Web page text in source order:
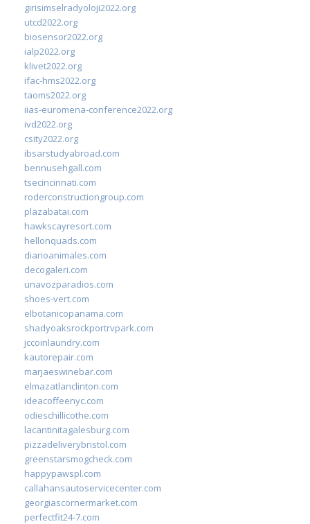
girisimselradyoloji2022.org
utcd2022.org
biosensor2022.org
ialp2022.org
klivet2022.org
ifac-hms2022.org
taoms2022.org
iias-euromena-conference2022.org
ivd2022.org
csity2022.org
ibsarstudyabroad.com
bennusehgall.com
tsecincinnati.com
roderconstructiongroup.com
plazabatai.com
hawkscayresort.com
hellonquads.com
diarioanimales.com
decogaleri.com
unavozparadios.com
shoes-vert.com
elbotanicopanama.com
shadyoaksrockportrvpark.com
jccoinlaundry.com
kautorepair.com
marjaeswinebar.com
elmazatlanclinton.com
ideacoffeenyc.com
odieschillicothe.com
lacantinitagalesburg.com
pizzadeliverybristol.com
greenstarsmogcheck.com
happypawspl.com
callahansautoservicecenter.com
georgiascornermarket.com
perfectfit24-7.com